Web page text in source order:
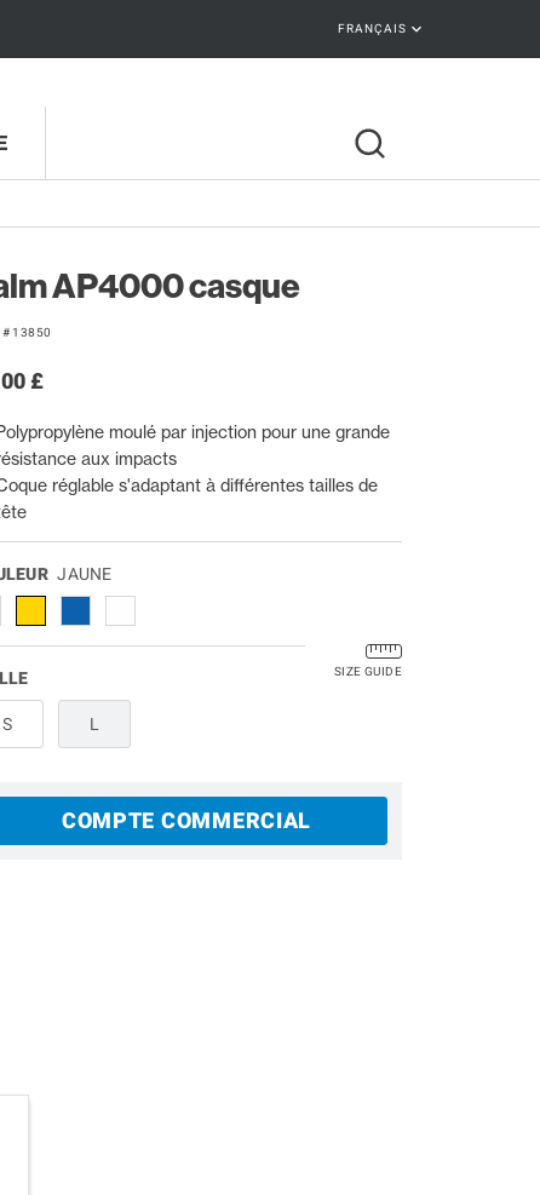
FRANÇAIS keyboard_arrow_down
AP4000 casque
13850
£
moulé par injection pour une grande
aux impacts
réglable s'adaptant à différentes tailles de
JAUNE
SIZE GUIDE
S L
COMPTE COMMERCIAL